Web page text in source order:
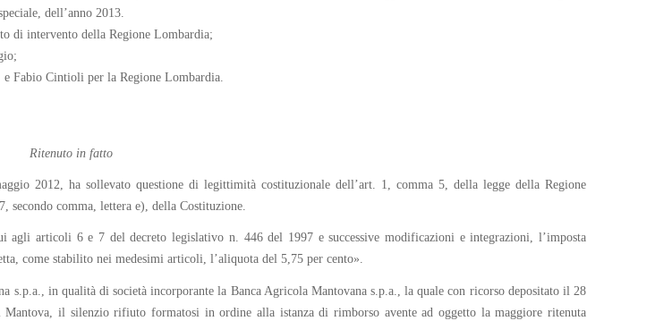
dell’anno 2013.
di intervento della Regione Lombardia;
Fabio Cintioli per la Regione Lombardia.
Ritenuto in fatto
2012, ha sollevato questione di legittimità costituzionale dell’art. 1, comma 5, della legge della Regione
comma, lettera e), della Costituzione.
agli articoli 6 e 7 del decreto legislativo n. 446 del 1997 e successive modificazioni e integrazioni, l’imposta
come stabilito nei medesimi articoli, l’aliquota del 5,75 per cento».
s.p.a., in qualità di società incorporante la Banca Agricola Mantovana s.p.a., la quale con ricorso depositato il 28
il silenzio rifiuto formatosi in ordine alla istanza di rimborso avente ad oggetto la maggiore ritenuta